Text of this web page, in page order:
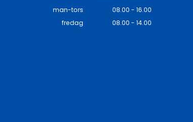
man-tors
08.00 - 16.00
fredag
08.00 - 14.00